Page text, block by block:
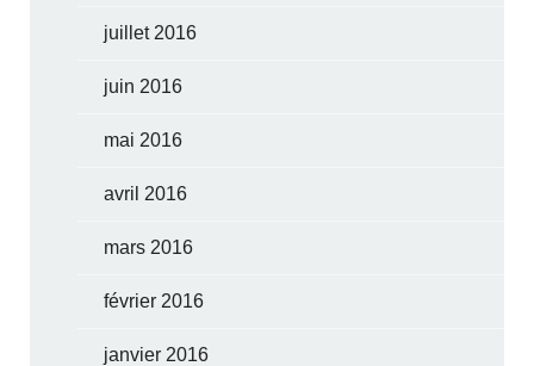
juillet 2016
juin 2016
mai 2016
avril 2016
mars 2016
février 2016
janvier 2016